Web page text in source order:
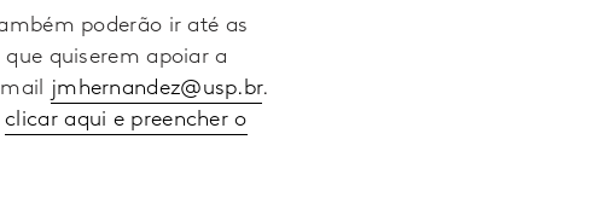
poderão ir até as
que quiserem apoiar a
jmhernandez@usp.br.
clicar aqui e preencher o